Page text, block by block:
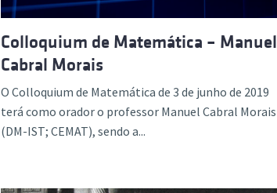
Colloquium de Matemática – Manuel
Cabral Morais
O Colloquium de Matemática de 3 de junho de 2019
terá como orador o professor Manuel Cabral Morais
(DM-IST; CEMAT), sendo a...